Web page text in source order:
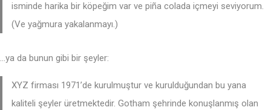
isminde harika bir köpeğim var ve piña colada içmeyi seviyorum.
(Ve yağmura yakalanmayı.)
…ya da bunun gibi bir şeyler:
XYZ firması 1971’de kurulmuştur ve kurulduğundan bu yana
kaliteli şeyler üretmektedir. Gotham şehrinde konuşlanmış olan